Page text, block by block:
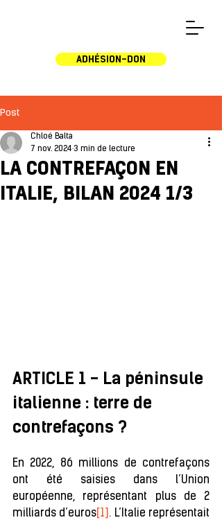
ADHÉSION-DON
Post
LA CONTREFAÇON EN
ITALIE, BILAN 2024 1/3
Chloé Balta
7 nov. 2024 3 min de lecture
ARTICLE 1 - La péninsule
italienne : terre de
contrefaçons ?
En 2022, 86 millions de contrefaçons
ont été saisies dans l’Union
européenne, représentant plus de 2
milliards d’euros [1] . L’Italie représentait